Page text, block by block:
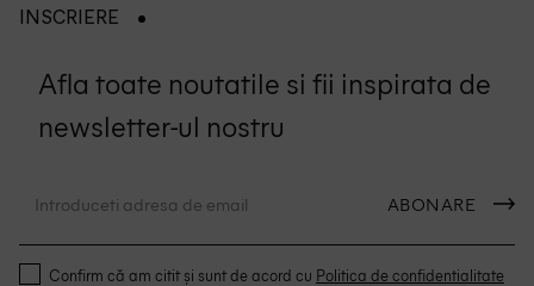
INSCRIERE
Afla toate noutatile si fii inspirata de
newsletter-ul nostru
ABONARE
Confirm că am citit și sunt de acord cu Politica de confidentialitate